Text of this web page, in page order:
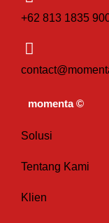
k
e
d
i
n
t
a
g
a
+62 813 1835
momenta ©
Solusi
Tentang Kami
Klien